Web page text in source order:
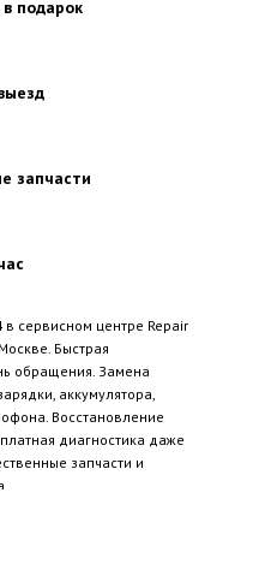
запчасти
подарок
в сервисном центре Repair
Быстрая
обращения. Замена
аккумулятора,
Восстановление
диагностика даже
запчасти и